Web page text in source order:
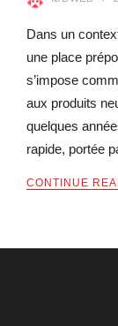
Dans un
une place
s’impose
aux produits
quelques
rapide, portée
CONTINUE